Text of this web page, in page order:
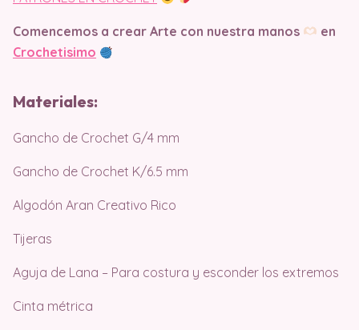
Comencemos a crear Arte con nuestra manos
en
Crochetisimo
Materiales:
Gancho de Crochet G/4 mm
Gancho de Crochet K/6.5 mm
Algodón Aran Creativo Rico
Tijeras
Aguja de Lana – Para costura y esconder los extremos
Cinta métrica